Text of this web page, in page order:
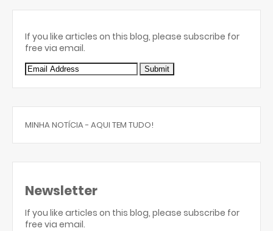
If you like articles on this blog, please subscribe for
free via email.
MINHA NOTÍCIA - AQUI TEM TUDO!
Newsletter
If you like articles on this blog, please subscribe for
free via email.